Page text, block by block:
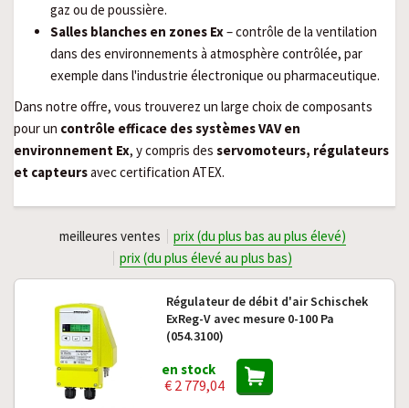
gaz ou de poussière.
Salles blanches en zones Ex– contrôle de la ventilation
dans des environnements à atmosphère contrôlée, par
exemple dans l'industrie électronique ou pharmaceutique.
Dans notre offre, vous trouverez un large choix de composants
pour un contrôle efficace des systèmes VAV en
environnement Ex, y compris des servomoteurs, régulateurs
et capteursavec certification ATEX.
meilleures ventes
prix (du plus bas au plus élevé)
prix (du plus élevé au plus bas)
Régulateur de débit d'air Schischek
ExReg-V avec mesure 0-100 Pa
(054.3100)
en stock
€ 2 779,04